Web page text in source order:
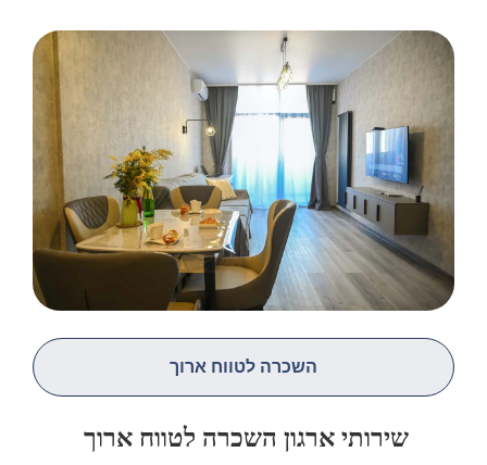
השכרה לטווח ארוך
שירותי ארגון השכרה לטווח ארוך